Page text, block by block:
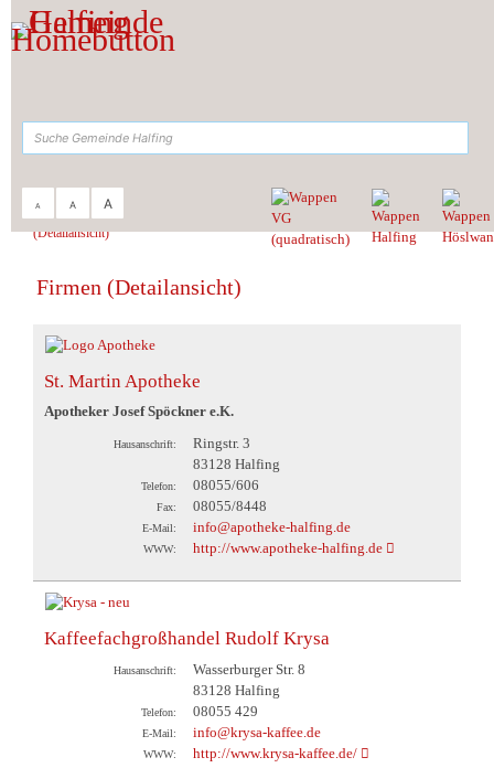
Zum Inhalt ,zur Navigation
A A A
Standort & Gewerbe Firmen>Firmen
(Detailansicht)
Firmen (Detailansicht)
St. Martin Apotheke
Apotheker Josef Spöckner e.K.
Hausanschrift:
Ringstr. 3
83128 Halfing
Telefon: 08055/606
Fax: 08055/8448
E-Mail: info@apotheke-halfing.de
WWW: http://www.apotheke-halfing.de
Kaffeefachgroßhandel Rudolf Krysa
Hausanschrift:
Wasserburger Str. 8
83128 Halfing
Telefon: 08055 429
E-Mail: info@krysa-kaffee.de
WWW: http://www.krysa-kaffee.de/